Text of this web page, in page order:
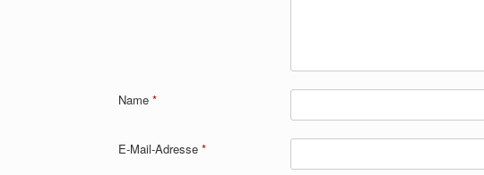
Name *
E-Mail-Adresse *